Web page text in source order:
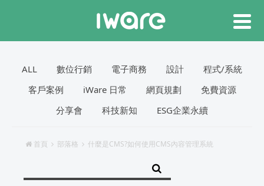
ALL 數位行銷 電子商務 設計
程式/系統
客戶案例
iWare 日常 網頁規劃
免費資源
分享會
科技新知 ESG企業永續
首頁 部落格 什麼是CMS?如何使用CMS內容管理系統